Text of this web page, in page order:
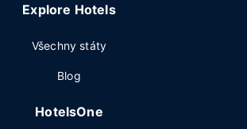
Explore Hotels
Všechny státy
Blog
HotelsOne